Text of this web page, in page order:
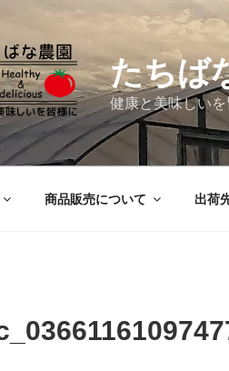
たちば
健康と美味しい
商品販売について 出荷